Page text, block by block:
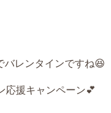
バレンタインですね😆
援キャンペーン💕